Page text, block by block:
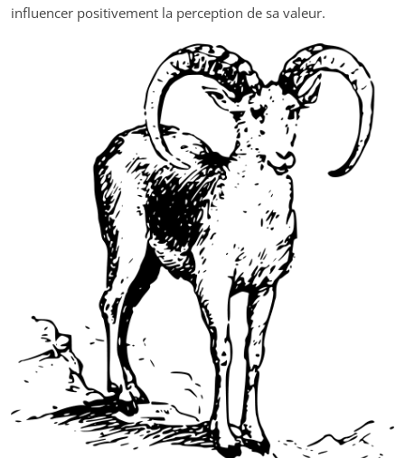
influencer positivement la perception de sa valeur.